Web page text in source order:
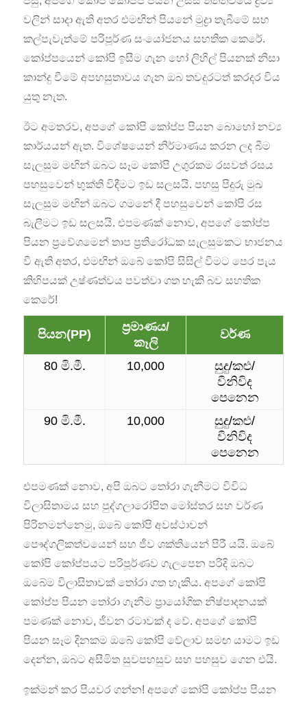
වලින් සාදා ඇති අතර එමඟින් පියනේ මුද්‍රා තැබීමේ සහ
කල්පැවැත්මේ පරිපූර්ණ සංයෝජනය සහතික කෙරේ.
කෝප්පයෙන් කෝපි ඉසීම ගැන හෝ ලිහිල් පියනක් නිසා
කාන්දු වීමේ අපහසුතාවය ගැන ඔබ තවදුරටත් කරදර විය
යුතු නැත.
ඊට අමතරව, අපගේ කෝපි කෝප්ප පියන බොහෝ නව්‍ය
කාර්යයන් ඇත. විශේෂයෙන් නිර්මාණය කරන ලද බීම
සැලසුම මඟින් ඔබට සෑම කෝපි උගුරකම රසවත් රසය
පහසුවෙන් භුක්ති විඳීමට ඉඩ සලසයි. පහසු පිදුරු මුඛ
සැලසුම මඟින් ඔබට ගමනේ දී පහසුවෙන් කෝපි රස
බැලීමට ඉඩ සලසයි. එපමණක් නොව, අපගේ කෝප්ප
පියන ප්‍රවේශමෙන් තාප ප්‍රතිරෝධක සැලසුමකට භාජනය
වී ඇති අතර, එමඟින් ඔබේ කෝපි සිසිල් වීමට පෙර පැය
කිහිපයක් උෂ්ණත්වය පවත්වා ගත හැකි බව සහතික
කෙරේ!
පියන(PP)
ප්‍රමාණය/
කෑලි
වර්ණ
80 මි.මී. 10,000
සුදු/කළු/
විනිවිද
පෙනෙන
90 මි.මී.
10,000
සුදු/කළු/
විනිවිද
පෙනෙන
එපමණක් නොව, අපි ඔබට තෝරා ගැනීමට විවිධ
විලාසිතාමය සහ පුද්ගලාරෝපිත මෝස්තර සහ වර්ණ
පිරිනමන්නෙමු, ඔබේ කෝපි අවස්ථාවන්
පෞද්ගලිකත්වයෙන් සහ ජීව ශක්තියෙන් පිරී යයි. ඔබේ
කෝපි කෝප්පයට පරිපූර්ණව ගැලපෙන පරිදි ඔබට
ඔබේම විලාසිතාවක් තෝරා ගත හැකිය. අපගේ කෝපි
කෝප්ප පියන තෝරා ගැනීම ප්‍රායෝගික නිෂ්පාදනයක්
පමණක් නොව, ජීවන රටාවක් ද වේ. අපගේ කෝපි
පියන සෑම දිනකම ඔබේ කෝපි වේලාව සමඟ යාමට ඉඩ
දෙන්න, ඔබට අසීමිත සුවපහසුව සහ පහසුව ගෙන එයි.
ඉක්මන් කර පියවර ගන්න! අපගේ කෝපි කෝප්ප පියන